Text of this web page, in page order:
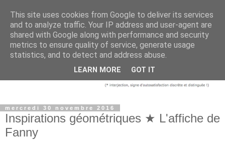
mercredi 30 novembre 2016
Inspirations géométriques ★ L'affiche de
Fanny
This site uses cookies from Google to deliver its services
and to analyze traffic. Your IP address and user-agent are
shared with Google along with performance and security
metrics to ensure quality of service, generate usage
statistics, and to detect and address abuse.
LEARN MORE GOT IT